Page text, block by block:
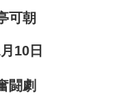
可朝
10日
闘劇